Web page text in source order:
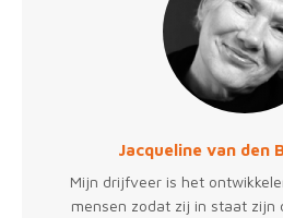
Jacqueline van den
Mijn drijfveer is het
mensen zodat zij in staat zijn